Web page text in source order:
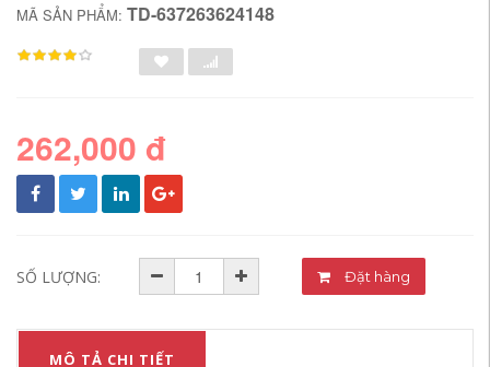
MÃ SẢN PHẨM: TD-637263624148
262,000 đ
SỐ LƯỢNG: Đặt hàng
MÔ TẢ CHI TIẾT